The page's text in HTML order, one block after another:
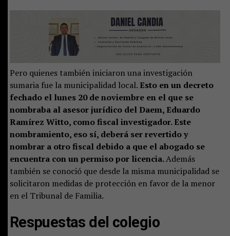
Pero quienes también iniciaron una investigación
sumaria fue la municipalidad local. Esto en un decreto
fechado el lunes 20 de noviembre en el que se
nombraba al asesor jurídico del Daem, Eduardo
Ramírez Witto, como fiscal investigador. Este
nombramiento, eso sí, deberá ser revertido y
nombrar a otro fiscal debido a que el abogado se
encuentra con un permiso por licencia.Además
también se conoció que desde la misma municipalidad se
solicitaron medidas de protección en favor de la menor
en el Tribunal de Familia.
Respuestas del colegio